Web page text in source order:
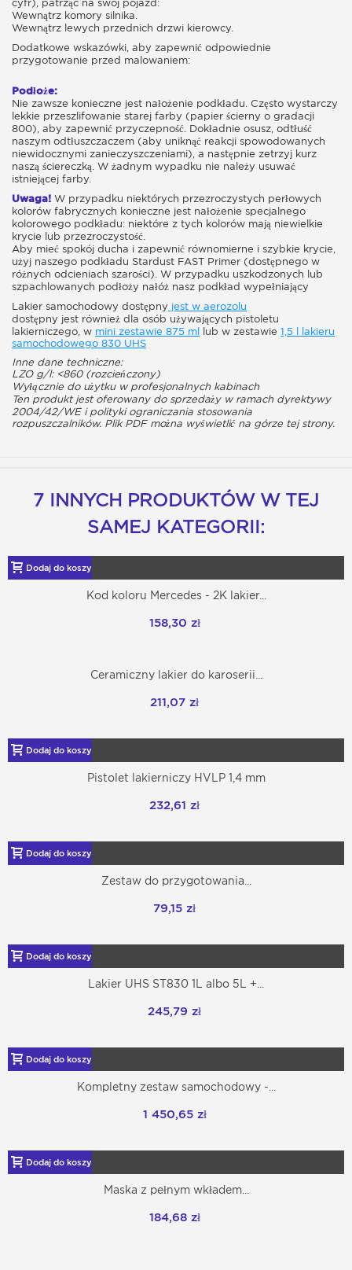
cyfr), patrząc na swój pojazd:
Wewnątrz komory silnika.
Wewnątrz lewych przednich drzwi kierowcy.
Dodatkowe wskazówki, aby zapewnić odpowiednie
przygotowanie przed malowaniem:
Podłoże:
Nie zawsze konieczne jest nałożenie podkładu. Często wystarczy
lekkie przeszlifowanie starej farby (papier ścierny o gradacji
800), aby zapewnić przyczepność. Dokładnie osusz, odtłuść
naszym odtłuszczaczem (aby uniknąć reakcji spowodowanych
niewidocznymi zanieczyszczeniami), a następnie zetrzyj kurz
naszą ściereczką. W żadnym wypadku nie należy usuwać
istniejącej farby.
Uwaga! W przypadku niektórych przezroczystych perłowych
kolorów fabrycznych konieczne jest nałożenie specjalnego
kolorowego podkładu: niektóre z tych kolorów mają niewielkie
krycie lub przezroczystość.
Aby mieć spokój ducha i zapewnić równomierne i szybkie krycie,
użyj naszego podkładu Stardust FAST Primer (dostępnego w
różnych odcieniach szarości). W przypadku uszkodzonych lub
szpachlowanych podłoży nałóż nasz podkład wypełniający
Lakier samochodowy dostępny jest w aerozolu
dostępny jest również dla osób używających pistoletu
lakierniczego, w mini zestawie 875 ml lub w zestawie 1,5 l lakieru
samochodowego 830 UHS
Inne dane techniczne:
LZO g/l: <860 (rozcieńczony)
Wyłącznie do użytku w profesjonalnych kabinach
Ten produkt jest oferowany do sprzedaży w ramach dyrektywy
2004/42/WE i polityki ograniczania stosowania
rozpuszczalników. Plik PDF można wyświetlić na górze tej strony.
7 INNYCH PRODUKTÓW W TEJ
SAMEJ KATEGORII:
Dodaj do koszyka
Kod koloru Mercedes - 2K lakier...
158,30 zł
Ceramiczny lakier do karoserii...
211,07 zł
Dodaj do koszyka
Pistolet lakierniczy HVLP 1,4 mm
232,61 zł
Dodaj do koszyka
Zestaw do przygotowania...
79,15 zł
Dodaj do koszyka
Lakier UHS ST830 1L albo 5L +...
245,79 zł
Dodaj do koszyka
Kompletny zestaw samochodowy -...
1 450,65 zł
Dodaj do koszyka
Maska z pełnym wkładem...
184,68 zł